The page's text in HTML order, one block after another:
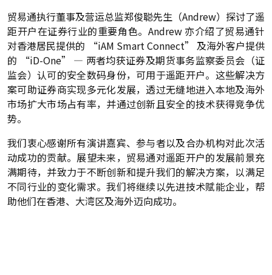
贸易通执行董事及营运总监郑俊聪先生（Andrew）探讨了遥
距开户在证券行业的重要角色。Andrew 亦介绍了贸易通针
对香港居民提供的 “iAM Smart Connect” 及海外客户提供
的 “iD-One” — 两者均获证券及期货事务监察委员会（证
监会）认可的安全数码身份，可用于遥距开户。这些解决方
案可助证券商实现多元化发展，透过无缝地进入本地及海外
市场扩大市场占有率，并通过创新且安全的技术获得竞争优
势。
我们衷心感谢所有演讲嘉宾、参与者以及合办机构对此次活
动成功的贡献。展望未来，贸易通对遥距开户的发展前景充
满期待，并致力于不断创新和提升我们的解决方案，以满足
不同行业的变化需求。我们将继续以先进技术赋能企业，帮
助他们在香港、大湾区及海外迈向成功。